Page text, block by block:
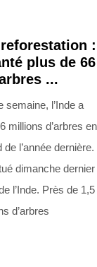
:
plus de 66
...
l’Inde a
millions d’arbres en
l’année dernière.
dimanche dernier
l’Inde. Près de 1,5
d’arbres